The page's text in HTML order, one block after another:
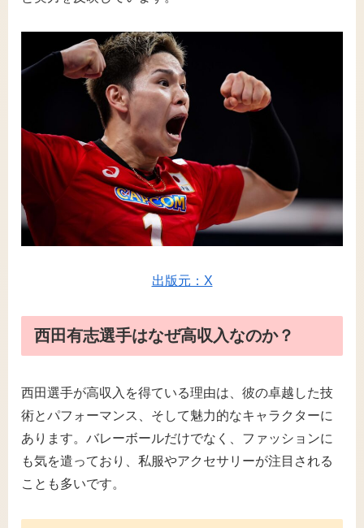
出版元：X
西田有志選手はなぜ高収入なのか？
西田選手が高収入を得ている理由は、彼の卓越した技
術とパフォーマンス、そして魅力的なキャラクターに
あります。バレーボールだけでなく、ファッションに
も気を遣っており、私服やアクセサリーが注目される
ことも多いです​。